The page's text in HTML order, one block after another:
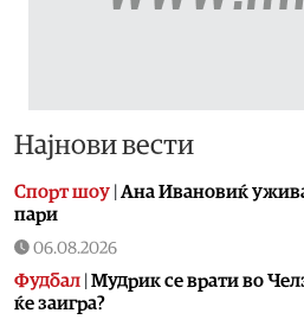
Најнови вести
Спорт шоу | Aна Ивановиќ
пари
06.08.2026
Фудбал | Мудрик се врати во
ќе заигра?